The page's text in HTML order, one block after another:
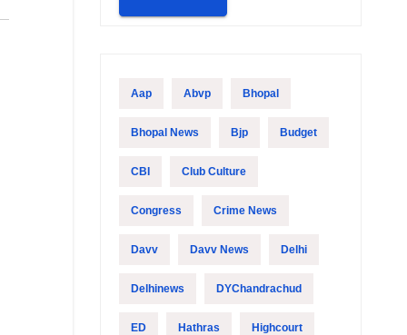
Aap Abvp Bhopal
Bhopal News Bjp Budget
CBI Club Culture
Congress Crime News
Davv Davv News Delhi
Delhinews DYChandrachud
ED Hathras Highcourt